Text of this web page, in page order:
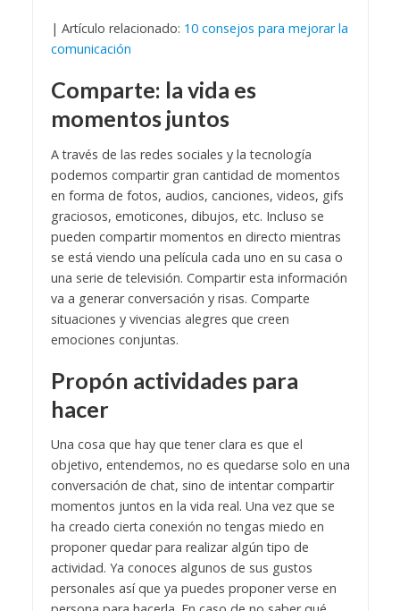
| Artículo relacionado: 10 consejos para mejorar la
comunicación
Comparte: la vida es
momentos juntos
A través de las redes sociales y la tecnología
podemos compartir gran cantidad de momentos
en forma de fotos, audios, canciones, videos, gifs
graciosos, emoticones, dibujos, etc. Incluso se
pueden compartir momentos en directo mientras
se está viendo una película cada uno en su casa o
una serie de televisión. Compartir esta información
va a generar conversación y risas. Comparte
situaciones y vivencias alegres que creen
emociones conjuntas.
Propón actividades para
hacer
Una cosa que hay que tener clara es que el
objetivo, entendemos, no es quedarse solo en una
conversación de chat, sino de intentar compartir
momentos juntos en la vida real. Una vez que se
ha creado cierta conexión no tengas miedo en
proponer quedar para realizar algún tipo de
actividad. Ya conoces algunos de sus gustos
personales así que ya puedes proponer verse en